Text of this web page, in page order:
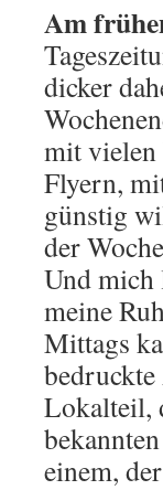
Am
dicker
mit vielen
Flyern,
günstig
der
Und mich
meine
Mittags
Lokalteil,
einem,